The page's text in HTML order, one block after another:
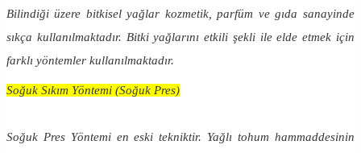
Bilindiği üzere bitkisel yağlar kozmetik, parfüm ve gıda sanayinde
sıkça kullanılmaktadır. Bitki yağlarını etkili şekli ile elde etmek için
farklı yöntemler kullanılmaktadır.
Soğuk Sıkım Yöntemi (Soğuk Pres)
Soğuk Pres Yöntemi en eski tekniktir. Yağlı tohum hammaddesinin